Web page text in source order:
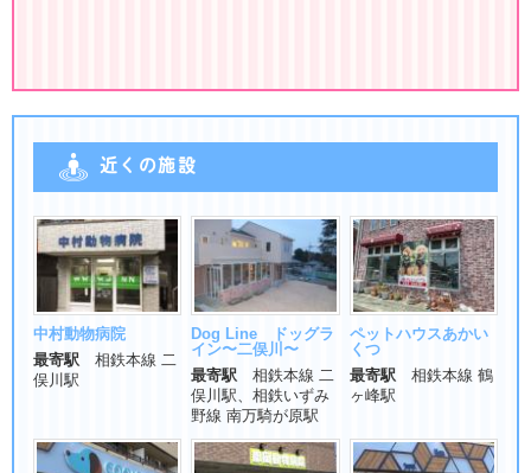
近くの施設
中村動物病院
最寄駅
相鉄本線 二
俣川駅
Dog Line ドッグラ
イン〜二俣川〜
最寄駅
相鉄本線 二
俣川駅、相鉄いずみ
野線 南万騎が原駅
ペットハウスあかい
くつ
最寄駅
相鉄本線 鶴
ヶ峰駅